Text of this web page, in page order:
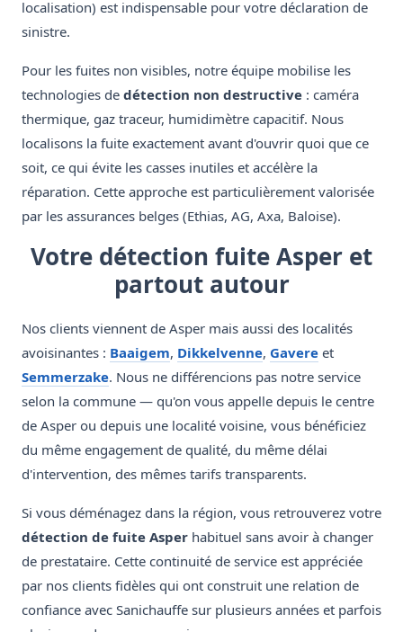
localisation) est indispensable pour votre déclaration de
sinistre.
Pour les fuites non visibles, notre équipe mobilise les
technologies de détection non destructive : caméra
thermique, gaz traceur, humidimètre capacitif. Nous
localisons la fuite exactement avant d'ouvrir quoi que ce
soit, ce qui évite les casses inutiles et accélère la
réparation. Cette approche est particulièrement valorisée
par les assurances belges (Ethias, AG, Axa, Baloise).
Votre détection fuite Asper et
partout autour
Nos clients viennent de Asper mais aussi des localités
avoisinantes : Baaigem, Dikkelvenne, Gavere et
Semmerzake. Nous ne différencions pas notre service
selon la commune — qu'on vous appelle depuis le centre
de Asper ou depuis une localité voisine, vous bénéficiez
du même engagement de qualité, du même délai
d'intervention, des mêmes tarifs transparents.
Si vous déménagez dans la région, vous retrouverez votre
détection de fuite Asper habituel sans avoir à changer
de prestataire. Cette continuité de service est appréciée
par nos clients fidèles qui ont construit une relation de
confiance avec Sanichauffe sur plusieurs années et parfois